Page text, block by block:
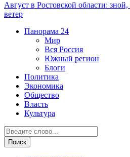
Август в Ростовской области:
ветер
Панорама 24
Мир
Вся Россия
Южный регион
Блоги
Политика
Экономика
Общество
Власть
Культура